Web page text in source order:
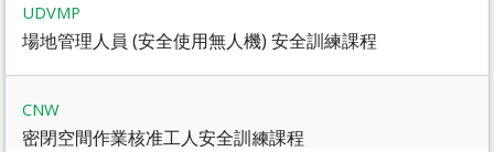
UDVMP
場地管理人員 (安全使用無人機) 安全訓練課程
CNW
密閉空間作業核准工人安全訓練課程